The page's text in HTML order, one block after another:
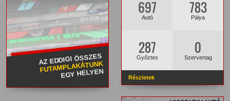
AZ EDDIGI ÖSSZES
FUTAMPLAKÁTUNK
EGY HELYEN
697
Autó
783
Pálya
287
Győztes
0
Szervertag
Részletek